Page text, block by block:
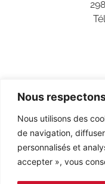
Nous
Nous utilisons des
de navigation,
personnalisés et
accepter », vous